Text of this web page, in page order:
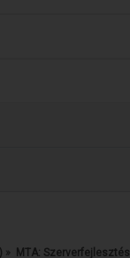
» MTA: Szerverfejlesztés